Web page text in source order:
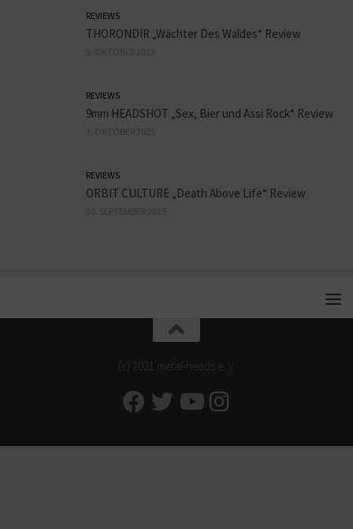
REVIEWS
THORONDIR „Wächter Des Waldes“ Review
REVIEWS
9mm HEADSHOT „Sex, Bier und Assi Rock“ Review
REVIEWS
ORBIT CULTURE „Death Above Life“ Review
(c) 2021 metal-heads e. V.